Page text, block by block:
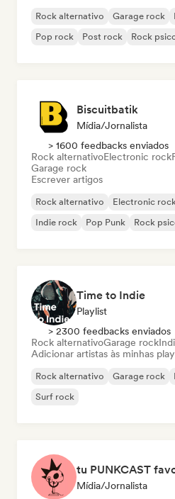
Rock alternativo Garage rock
Pop rock
Post rock Rock
Biscuitbatik
Mídia/Jornalista
> 1600 feedbacks enviados
Rock alternativoElectronic rock
Garage rock
Escrever artigos
Rock alternativo Electronic
Indie rock
Pop Punk Rock
Time to Indie
Playlist
> 2300 feedbacks enviados
Rock alternativoGarage rock
Adicionar artistas às minhas
Rock alternativo Garage rock
Surf rock
tu PUNKCAST
Mídia/Jornalista